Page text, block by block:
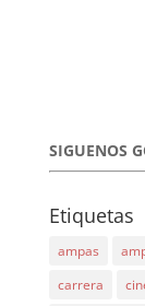
SIGUENOS
Etiquetas
ampas
carrera